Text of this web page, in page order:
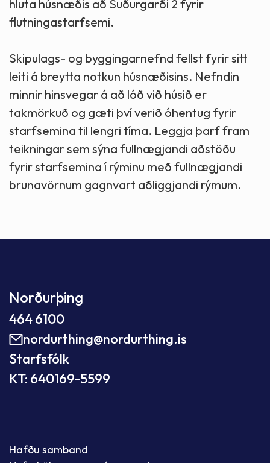
hluta húsnæðis að Suðurgarði 2 fyrir
flutningastarfsemi.
Skipulags- og byggingarnefnd fellst fyrir sitt
leiti á breytta notkun húsnæðisins. Nefndin
minnir hinsvegar á að lóð við húsið er
takmörkuð og gæti því verið óhentug fyrir
starfsemina til lengri tíma. Leggja þarf fram
teikningar sem sýna fullnægjandi aðstöðu
fyrir starfsemina í rýminu með fullnægjandi
brunavörnum gagnvart aðliggjandi rýmum.
Norðurþing
464 6100
nordurthing@nordurthing.is
Starfsfólk
KT: 640169-5599
Hafðu samband